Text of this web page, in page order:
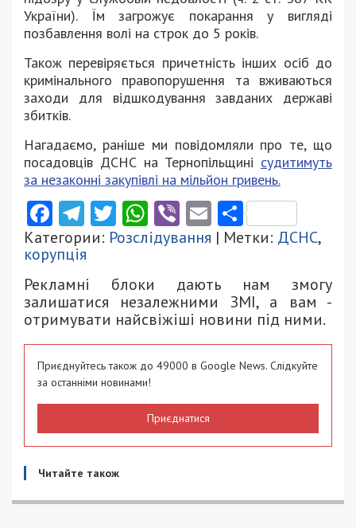
України). Їм загрожує покарання у вигляді
позбавлення волі на строк до 5 років.
Також перевіряється причетність інших осіб до
кримінального правопорушення та вживаються
заходи для відшкодування завданих державі
збитків.
Нагадаємо, раніше ми повідомляли про те, що
посадовців ДСНС на Тернопільщині судитимуть
за незаконні закупівлі на мільйон гривень.
Facebook
Telegram
Twitter
WhatsApp
ViberEmail
Категории: Розслідування | Метки: ДСНС,
корупція
Рекламні блоки дають нам змогу
залишатися незалежними ЗМІ, а вам -
отримувати найсвіжіші новини під ними.
Приєднуйтесь також до 49000 в Google News. Слідкуйте
за останніми новинами!
Приєднатися
Читайте також